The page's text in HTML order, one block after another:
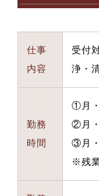
仕事
内容
受付
浄・
勤務
時間
①月
②月
③月
※残